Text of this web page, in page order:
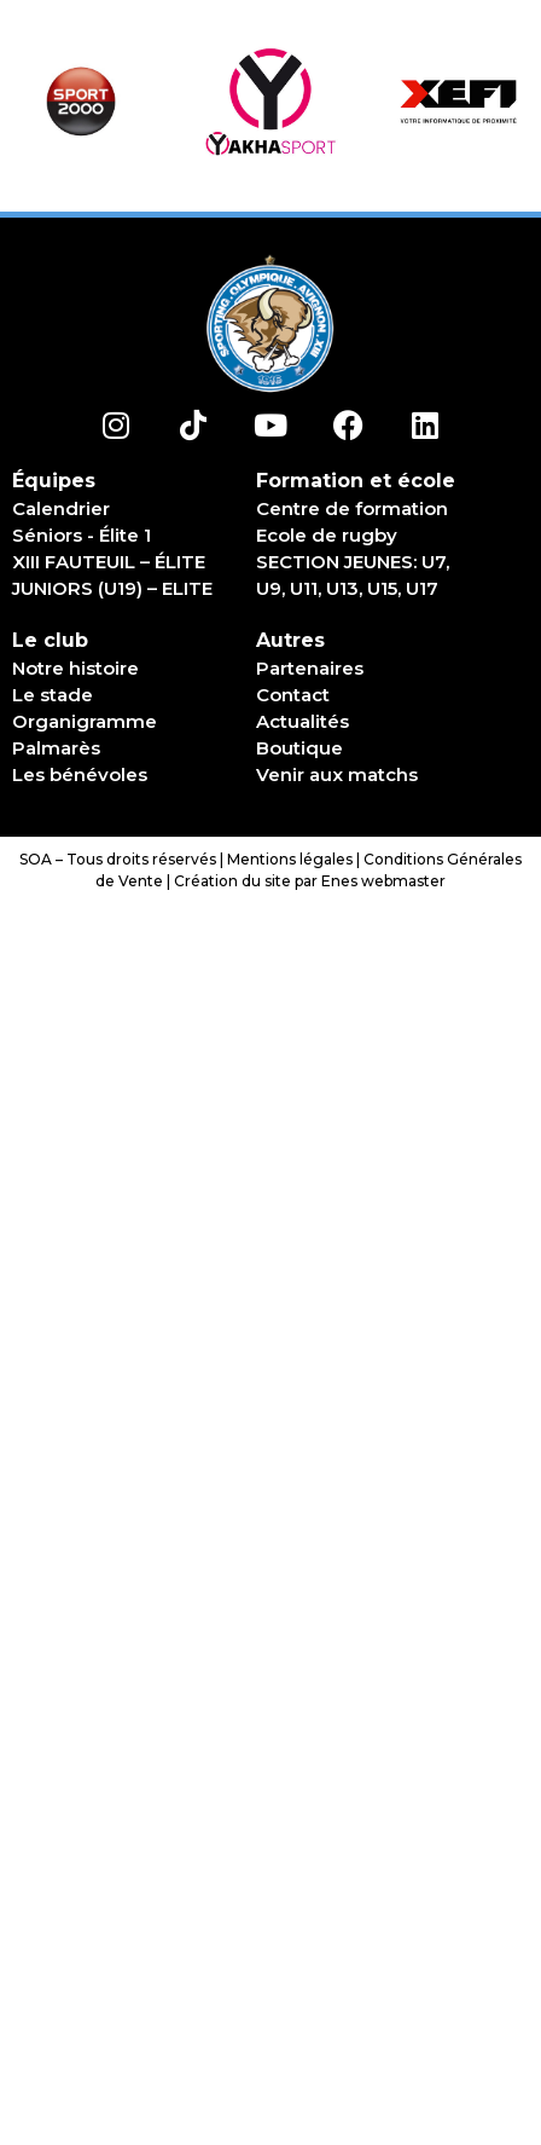
Équipes
Calendrier
Séniors - Élite 1
XIII FAUTEUIL – ÉLITE
JUNIORS (U19) – ELITE
Formation et école
Centre de formation
Ecole de rugby
SECTION JEUNES: U7,
U9, U11, U13, U15, U17
Le club
Notre histoire
Le stade
Organigramme
Palmarès
Les bénévoles
Autres
Partenaires
Contact
Actualités
Boutique
Venir aux matchs
SOA – Tous droits réservés | Mentions légales Conditions Générales
de Vente
Création du site par Enes webmaster